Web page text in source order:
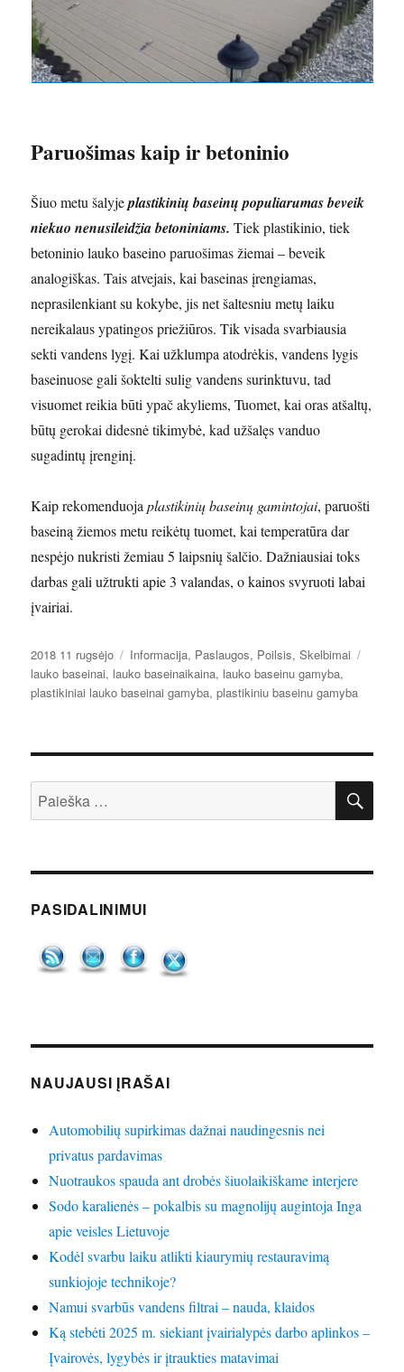
Paruošimas kaip ir betoninio
Šiuo metu šalyjeplastikinių baseinų populiarumas beveik
niekuo nenusileidžia betoniniams. Tiek plastikinio, tiek
betoninio lauko baseino paruošimas žiemai – beveik
analogiškas. Tais atvejais, kai baseinas įrengiamas,
neprasilenkiant su kokybe, jis net šaltesniu metų laiku
nereikalaus ypatingos priežiūros. Tik visada svarbiausia
sekti vandens lygį. Kai užklumpa atodrėkis, vandens lygis
baseinuose gali šoktelti sulig vandens surinktuvu, tad
visuomet reikia būti ypač akyliems, Tuomet, kai oras atšaltų,
būtų gerokai didesnė tikimybė, kad užšalęs vanduo
sugadintų įrenginį.
Kaip rekomenduojaplastikinių baseinų gamintojai, paruošti
baseiną žiemos metu reikėtų tuomet, kai temperatūra dar
nespėjo nukristi žemiau 5 laipsnių šalčio. Dažniausiai toks
darbas gali užtrukti apie 3 valandas, o kainos svyruoti labai
įvairiai.
Paskelbta
2018 11 rugsėjo Kategorijos
Informacija, Paslaugos, Poilsis,Skelbimai
lauko baseinai, lauko baseinaikaina, lauko baseinu gamyba,
plastikiniai lauko baseinai gamyba,plastikiniu baseinu gamyba
Ieškoti:
PASIDALINIMUI
NAUJAUSI ĮRAŠAI
Automobilių supirkimas dažnai naudingesnis nei
privatus pardavimas
Nuotraukos spauda ant drobės šiuolaikiškame interjere
Sodo karalienės – pokalbis su magnolijų augintoja Inga
apie veisles Lietuvoje
Kodėl svarbu laiku atlikti kiaurymių restauravimą
sunkiojoje technikoje?
Namui svarbūs vandens filtrai – nauda, klaidos
Ką stebėti 2025 m. siekiant įvairialypės darbo aplinkos –
Įvairovės, lygybės ir įtraukties matavimai